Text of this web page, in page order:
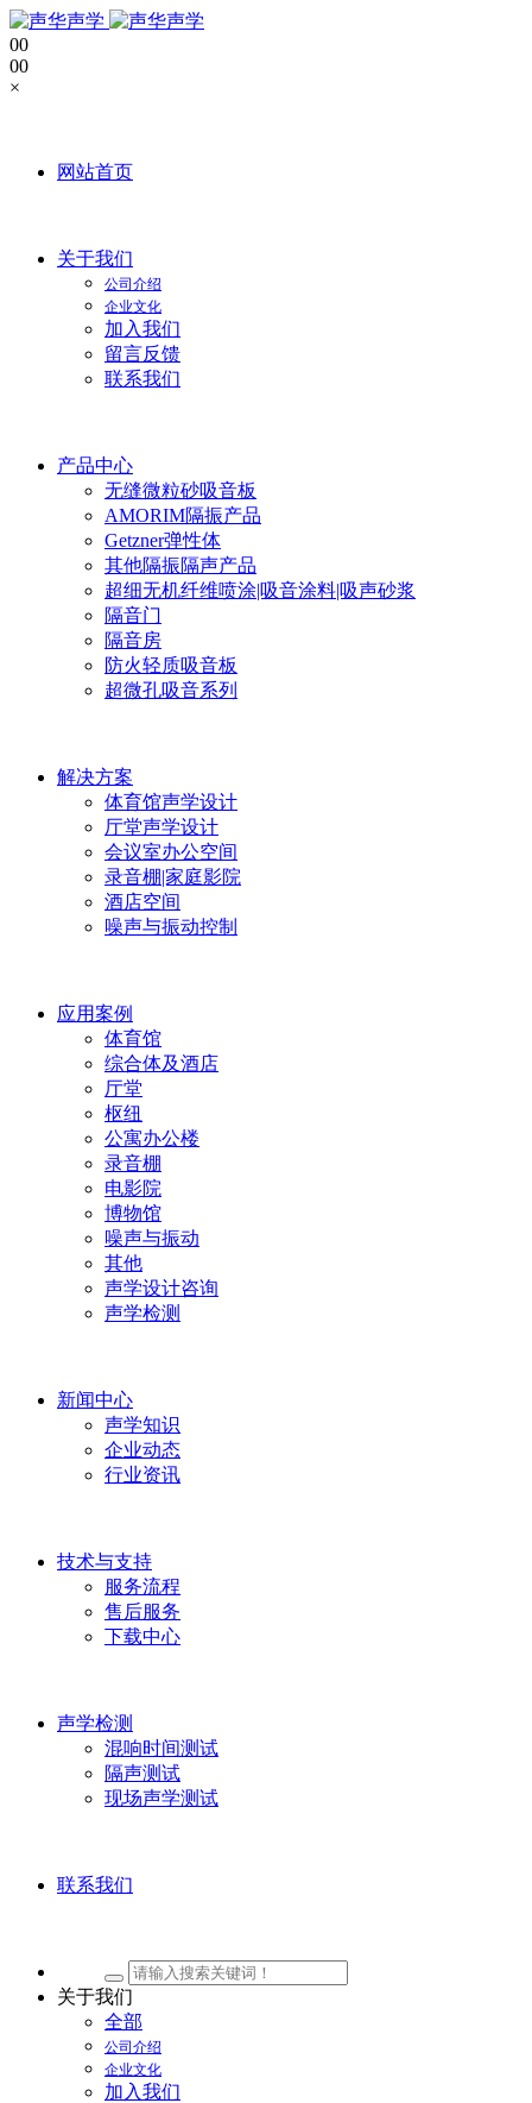
00
00
×
网站首页
关于我们
公司介绍
企业文化
加入我们
留言反馈
联系我们
产品中心
无缝微粒砂吸音板
AMORIM隔振产品
Getzner弹性体
其他隔振隔声产品
超细无机纤维喷涂|吸音涂料|吸声砂浆
隔音门
隔音房
防火轻质吸音板
超微孔吸音系列
解决方案
体育馆声学设计
厅堂声学设计
会议室办公空间
录音棚|家庭影院
酒店空间
噪声与振动控制
应用案例
体育馆
综合体及酒店
厅堂
枢纽
公寓办公楼
录音棚
电影院
博物馆
噪声与振动
其他
声学设计咨询
声学检测
新闻中心
声学知识
企业动态
行业资讯
技术与支持
服务流程
售后服务
下载中心
声学检测
混响时间测试
隔声测试
现场声学测试
联系我们
关于我们
全部
公司介绍
企业文化
加入我们